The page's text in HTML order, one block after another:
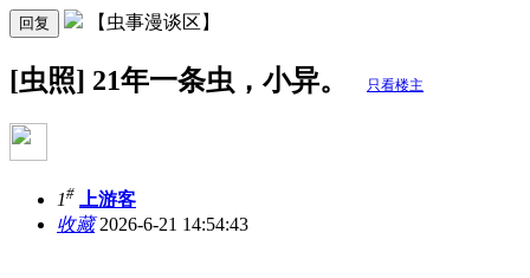
回复 【虫事漫谈区】
[虫照] 21年一条虫，小异。 只看楼主
1#
上游客
收藏2026-6-21 14:54:43